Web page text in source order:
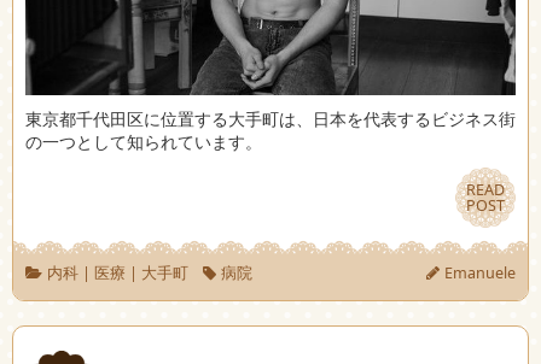
東京都千代田区に位置する大手町は、日本を代表するビジネス街
の一つとして知られています。
READ
POST
READ
POST
内科| 医療 大手町 病院 Emanuele